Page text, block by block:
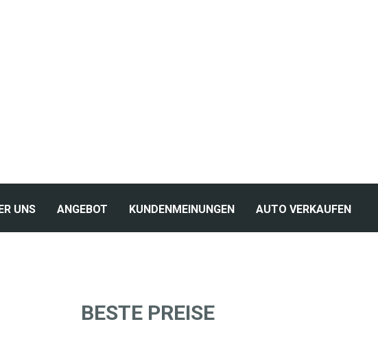
UNS ANGEBOT KUNDENMEINUNGEN AUTO VERKAUFEN
BESTE PREISE